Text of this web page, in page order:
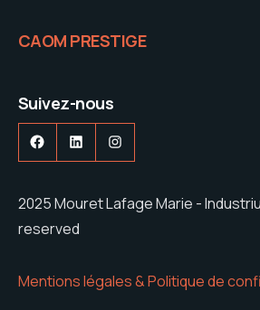
CAOM PRESTIGE
Suivez-nous
Facebook
LinkedInInstagram
2025 Mouret Lafage Marie -
reserved
Mentions légales & Politique de